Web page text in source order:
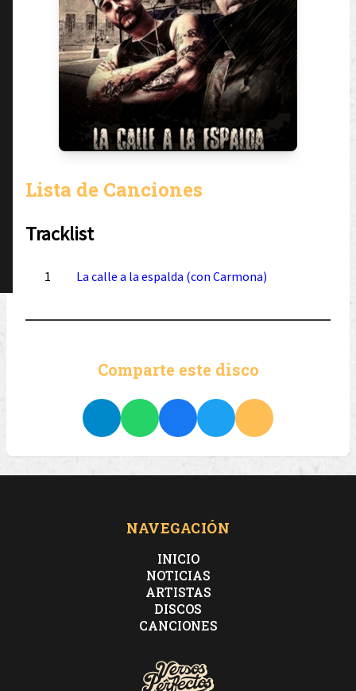
Lista de Canciones
Tracklist
1 La calle a la espalda (con Carmona)
Comparte este disco
NAVEGACIÓN
INICIO
NOTICIAS
ARTISTAS
DISCOS
CANCIONES